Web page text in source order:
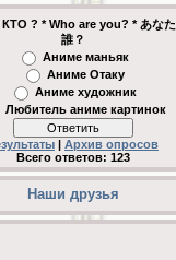
? * Who are you? * あなた
誰？
Аниме маньяк
Аниме Отаку
Аниме художник
Любитель аниме картинок
| Архив опросов
Всего ответов: 123
Наши друзья